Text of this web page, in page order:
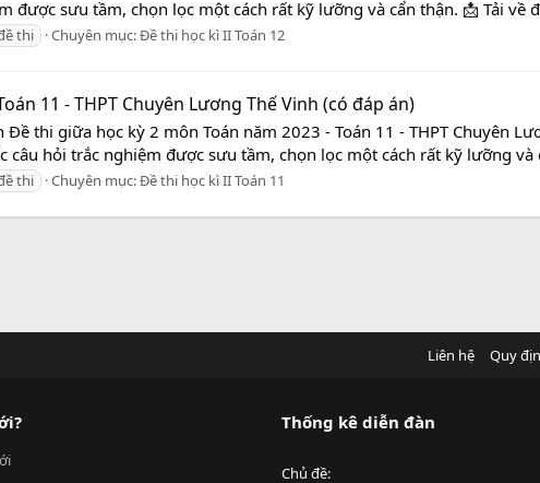
được sưu tầm, chọn lọc một cách rất kỹ lưỡng và cẩn thận. 📩 Tải về
thi Chuyên mục:Đề thi học kì II Toán 12
11 - THPT Chuyên Lương Thế Vinh (có đáp án)
thi giữa học kỳ 2 môn Toán năm 2023 - Toán 11 - THPT Chuyên
hỏi trắc nghiệm được sưu tầm, chọn lọc một cách rất kỹ lưỡng và
thi Chuyên mục:Đề thi học kì II Toán 11
Liên hệ Quy
Thống kê diễn đàn
Chủ đề